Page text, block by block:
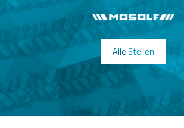
Alle Stellen